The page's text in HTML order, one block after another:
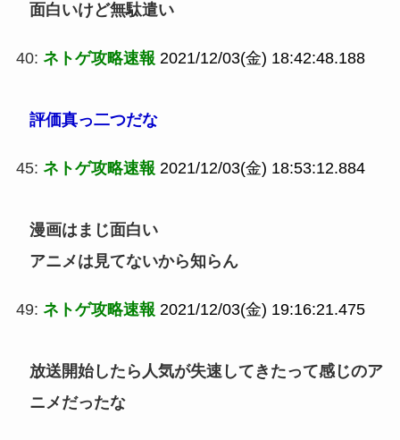
面白いけど無駄遣い
40: ネトゲ攻略速報 2021/12/03(金) 18:42:48.188
評価真っ二つだな
45: ネトゲ攻略速報 2021/12/03(金) 18:53:12.884
漫画はまじ面白い
アニメは見てないから知らん
49: ネトゲ攻略速報 2021/12/03(金) 19:16:21.475
放送開始したら人気が失速してきたって感じのア
ニメだったな